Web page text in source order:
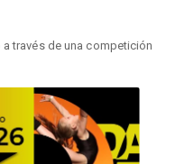
través de una competición
grande. Ha llegado el